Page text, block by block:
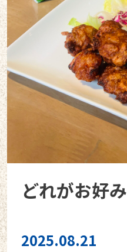
どれがお好み⁇
2025.08.21